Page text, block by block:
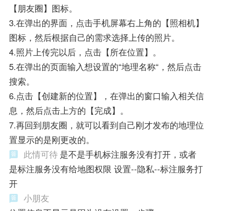
【朋友圈】图标。
3.在弹出的界面，点击手机屏幕右上角的【照相机】
图标，然后根据自己的需求选择上传的照片。
4.照片上传完以后，点击【所在位置】。
5.在弹出的页面输入想设置的“地理名称“，然后点击
搜索。
6.点击【创建新的位置】，在弹出的窗口输入相关信
息，然后点击上方的【完成】。
7.再回到朋友圈，就可以看到自己刚才发布的地理位
置显示的是刚更改的。
此情可待 是不是手机标注服务没有打开，或者
是标注服务没有给地图权限 设置--隐私--标注服务打
开
小朋友